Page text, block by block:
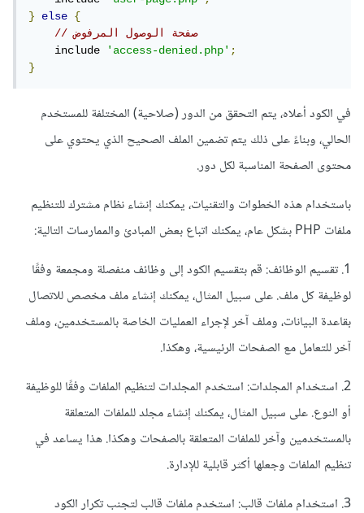
}
else
{
// صفحة الوصول المرفوض
    include
'access-denied.php';
}
في الكود أعلاه، يتم التحقق من الدور (صلاحية) المختلفة للمستخدم
الحالي، وبناءً على ذلك يتم تضمين الملف الصحيح الذي يحتوي على
محتوى الصفحة المناسبة لكل دور.
باستخدام هذه الخطوات والتقنيات، يمكنك إنشاء نظام مشترك للتنظيم
ملفات PHP بشكل عام، يمكنك اتباع بعض المبادئ والممارسات التالية:
1. تقسيم الوظائف: قم بتقسيم الكود إلى وظائف منفصلة ومجمعة وفقًا
لوظيفة كل ملف. على سبيل المثال، يمكنك إنشاء ملف مخصص للاتصال
بقاعدة البيانات، وملف آخر لإجراء العمليات الخاصة بالمستخدمين، وملف
آخر للتعامل مع الصفحات الرئيسية، وهكذا.
2. استخدام المجلدات: استخدم المجلدات لتنظيم الملفات وفقًا للوظيفة
أو النوع. على سبيل المثال، يمكنك إنشاء مجلد للملفات المتعلقة
بالمستخدمين وآخر للملفات المتعلقة بالصفحات وهكذا. هذا يساعد في
تنظيم الملفات وجعلها أكثر قابلية للإدارة.
3. استخدام ملفات قالب: استخدم ملفات قالب لتجنب تكرار الكود